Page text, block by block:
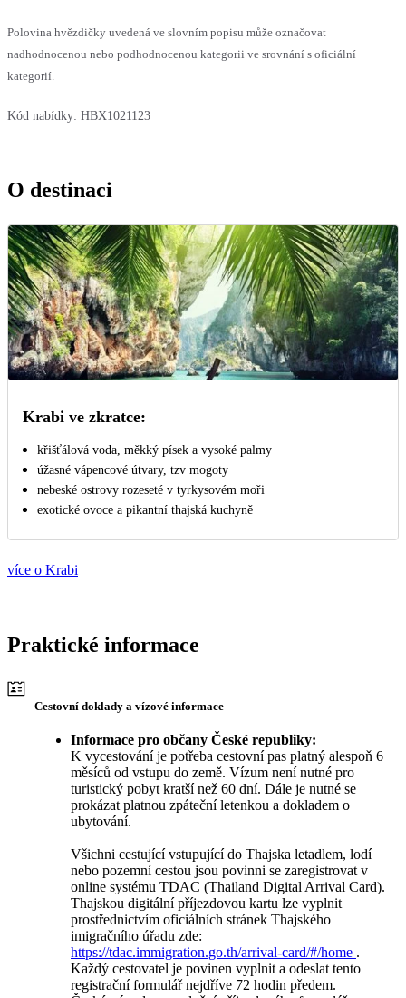
Polovina hvězdičky uvedená ve slovním popisu může označovat
nadhodnocenou nebo podhodnocenou kategorii ve srovnání s oficiální
kategorií.
Kód nabídky: HBX1021123
O destinaci
Krabi ve zkratce:
křišťálová voda, měkký písek a vysoké palmy
úžasné vápencové útvary, tzv mogoty
nebeské ostrovy rozeseté v tyrkysovém moři
exotické ovoce a pikantní thajská kuchyně
více o Krabi
Praktické informace
Cestovní doklady a vízové informace
Informace pro občany České republiky:
K vycestování je potřeba cestovní pas platný alespoň 6
měsíců od vstupu do země. Vízum není nutné pro
turistický pobyt kratší než 60 dní. Dále je nutné se
prokázat platnou zpáteční letenkou a dokladem o
ubytování.
Všichni cestující vstupující do Thajska letadlem, lodí
nebo pozemní cestou jsou povinni se zaregistrovat v
online systému TDAC (Thailand Digital Arrival Card).
Thajskou digitální příjezdovou kartu lze vyplnit
prostřednictvím oficiálních stránek Thajského
imigračního úřadu zde:
https://tdac.immigration.go.th/arrival-card/#/home .
Každý cestovatel je povinen vyplnit a odeslat tento
registrační formulář nejdříve 72 hodin předem.